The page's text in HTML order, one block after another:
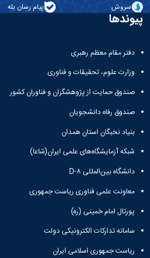
سروش پیام رسان بله
پیوندها
دفتر مقام معظم رهبری
وزارت علوم، تحقیقات و فناوری
صندوق حمایت از پژوهشگران و فناوران کشور
صندوق رفاه دانشجویان
بنیاد نخبگان استان همدان
شبکه آزمایشگاه‌های علمی ایران(شاعا)
دانشگاه بین‌المللی D-۸
معاونت علمی فناوری ریاست جمهوری
پورتال امام خمینی (ره)
سامانه تدارکات الکترونیکی دولت
ریاست جمهوری اسلامی ایران